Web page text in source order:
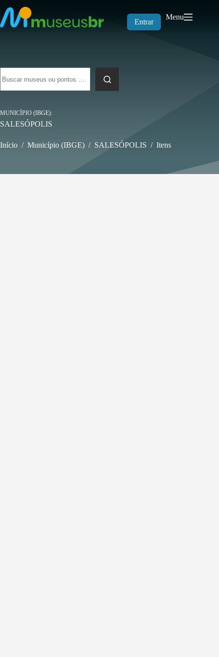
para
o
conteúdo
Entrar
Menu
resultados
MUNICÍPIO (IBGE)
SALESÓPOLIS
Início / Município (IBGE) / SALESÓPOLIS / Itens